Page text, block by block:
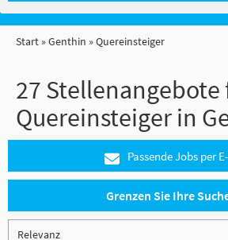
Start Genthin Quereinsteiger
27 Stellenangebote
Quereinsteiger in
Passende Jobs per
Grenzen Sie Ihre